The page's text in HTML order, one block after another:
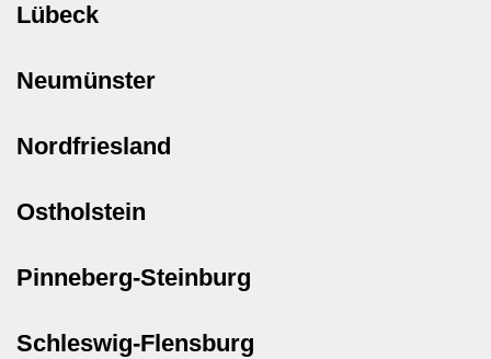
Lübeck
Neumünster
Nordfriesland
Ostholstein
Pinneberg-Steinburg
Schleswig-Flensburg